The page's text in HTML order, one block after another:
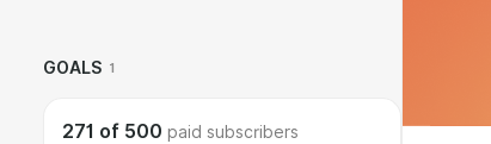
GOALS 1
271 of 500 paid subscribers